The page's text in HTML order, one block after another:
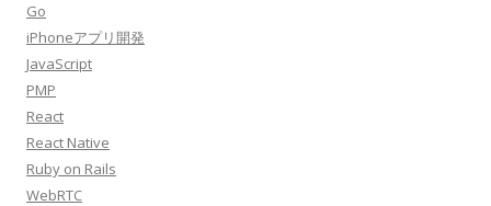
Go
iPhoneアプリ開発
JavaScript
PMP
React
React Native
Ruby on Rails
WebRTC